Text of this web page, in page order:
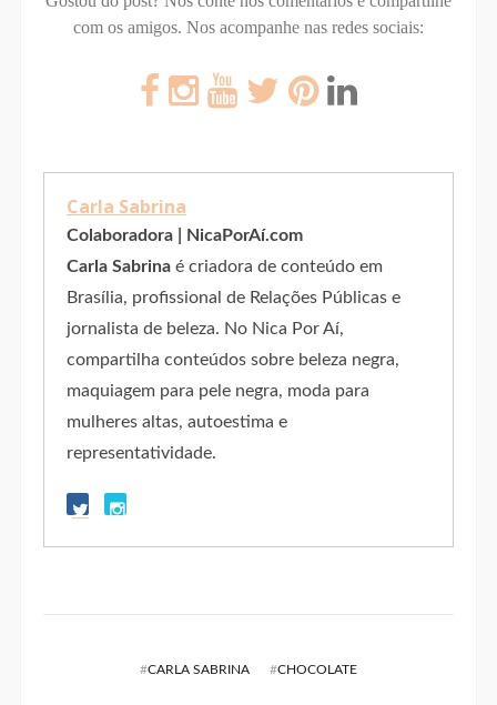
com os amigos. Nos acompanhe nas redes sociais:
Carla Sabrina
Colaboradora | NicaPorAí.com
Carla Sabrinaé criadora de conteúdo em
Brasília, profissional de Relações Públicas e
jornalista de beleza. No Nica Por Aí,
compartilha conteúdos sobre beleza negra,
maquiagem para pele negra, moda para
mulheres altas, autoestima e
representatividade.
#CARLA SABRINA #CHOCOLATE